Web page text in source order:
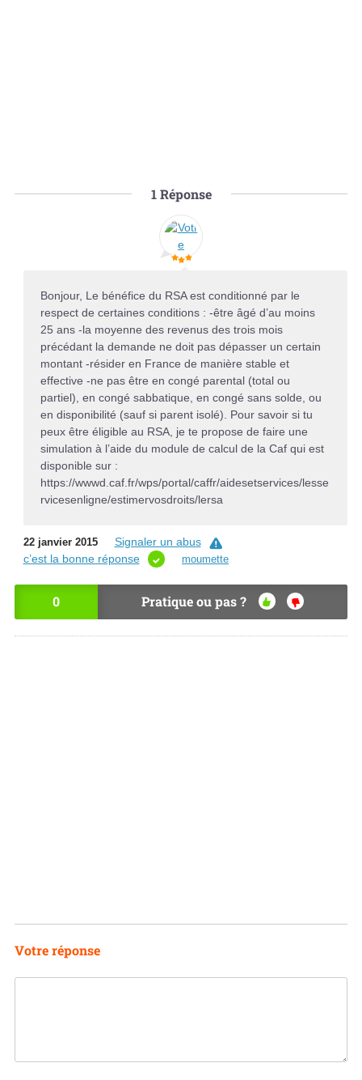
1Réponse
Bonjour, Le bénéfice du RSA est conditionné par le
respect de certaines conditions : -être âgé d’au moins
25 ans -la moyenne des revenus des trois mois
précédant la demande ne doit pas dépasser un certain
montant -résider en France de manière stable et
effective -ne pas être en congé parental (total ou
partiel), en congé sabbatique, en congé sans solde, ou
en disponibilité (sauf si parent isolé). Pour savoir si tu
peux être éligible au RSA, je te propose de faire une
simulation à l’aide du module de calcul de la Caf qui est
disponible sur :
https://wwwd.caf.fr/wps/portal/caffr/aidesetservices/lesse
rvicesenligne/estimervosdroits/lersa
22 janvier 2015
Signaler un abus
c’est la bonne réponse
moumette
0 Pratique ou pas ?
OU
I
NO
Votre réponse